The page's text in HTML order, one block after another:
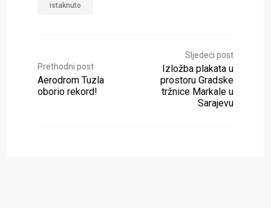
istaknuto
Prethodni post
Aerodrom Tuzla
oborio rekord!
Sljedeći post
Izložba plakata u
prostoru Gradske
tržnice Markale u
Sarajevu